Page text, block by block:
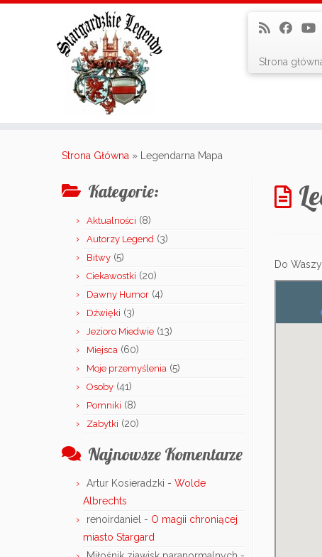
Strona
Strona Główna » Legendarna Mapa
Kategorie:
Aktualności (8)
Autorzy Legend (3)
Bitwy (5)
Ciekawostki (20)
Dawny Humor (4)
Dźwięki (3)
Jezioro Miedwie (13)
Miejsca (60)
Moje przemyślenia (5)
Osoby (41)
Pomniki (8)
Zabytki (20)
Najnowsze Komentarze
Artur Kosieradzki - Wolde
Albrechts
renoirdaniel - O magii chroniącej
miasto Stargard
Do